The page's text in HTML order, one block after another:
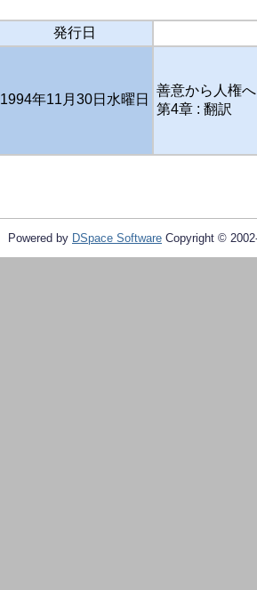
発行日
1994年11月30日水曜日
善意から人権
第4章 : 翻訳
Powered by DSpace Software Copyright ©